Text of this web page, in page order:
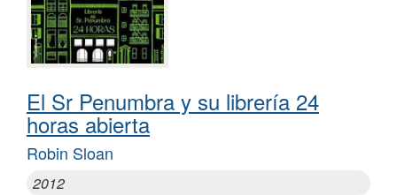
El Sr Penumbra y su librería 24
horas abierta
Robin Sloan
2012